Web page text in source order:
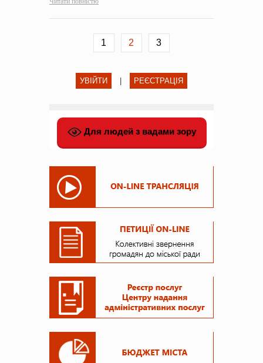
1 2 3
УВІЙТИ РЕЄСТРАЦІЯ
Для людей з вадами зору